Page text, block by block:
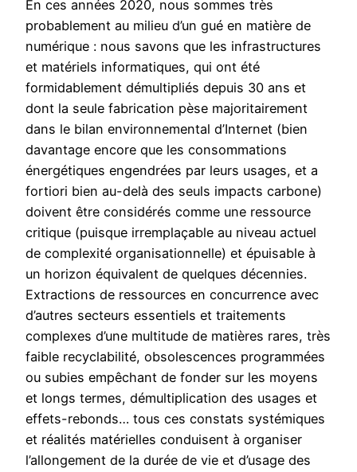
En ces années 2020, nous sommes très
probablement au milieu d’un gué en matière de
numérique : nous savons que les infrastructures
et matériels informatiques, qui ont été
formidablement démultipliés depuis 30 ans et
dont la seule fabrication pèse majoritairement
dans le bilan environnemental d’Internet (bien
davantage encore que les consommations
énergétiques engendrées par leurs usages, et a
fortiori bien au-delà des seuls impacts carbone)
doivent être considérés comme une ressource
critique (puisque irremplaçable au niveau actuel
de complexité organisationnelle) et épuisable à
un horizon équivalent de quelques décennies.
Extractions de ressources en concurrence avec
d’autres secteurs essentiels et traitements
complexes d’une multitude de matières rares, très
faible recyclabilité, obsolescences programmées
ou subies empêchant de fonder sur les moyens
et longs termes, démultiplication des usages et
effets-rebonds… tous ces constats systémiques
et réalités matérielles conduisent à organiser
l’allongement de la durée de vie et d’usage des